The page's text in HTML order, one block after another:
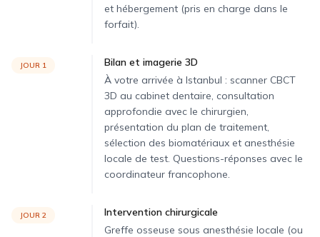
et hébergement (pris en charge dans le
forfait).
JOUR 1
Bilan et imagerie 3D
À votre arrivée à Istanbul : scanner CBCT
3D au cabinet dentaire, consultation
approfondie avec le chirurgien,
présentation du plan de traitement,
sélection des biomatériaux et anesthésie
locale de test. Questions-réponses avec le
coordinateur francophone.
JOUR 2
Intervention chirurgicale
Greffe osseuse sous anesthésie locale (ou